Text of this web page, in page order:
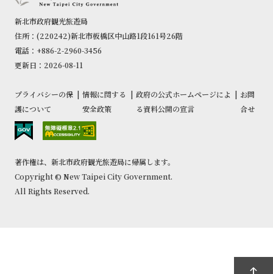
新北市政府観光旅遊局
住所：(220242)新北市板橋区中山路1段161号26階
電話：+886-2-2960-3456
更新日：2026-08-11
プライバシーの保
護について
| 情報に関する
安全政策
| 政府の公式ホームページによ
る資料公開の宣言
| お問
合せ
著作権は、新北市政府観光旅遊局に帰属します。
Copyright © New Taipei City Government.
All Rights Reserved.